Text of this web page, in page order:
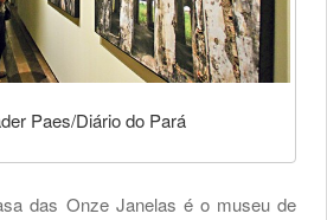
Paes/Diário do Pará
das Onze Janelas é o museu de